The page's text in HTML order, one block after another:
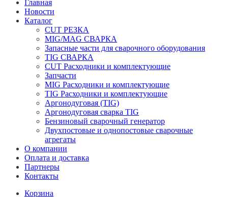
Главная
Новости
Каталог
CUT РЕЗКА
MIG/MAG СВАРКА
Запасные части для сварочного оборудования
TIG СВАРКА
CUT Расходники и комплектующие
Запчасти
MIG Расходники и комплектующие
TIG Расходники и комплектующие
Аргонодуговая (TIG)
Аргонодуговая сварка TIG
Бензиновый сварочный генератор
Двухпостовые и однопостовые сварочные
агрегаты
О компании
Оплата и доставка
Партнеры
Контакты
Корзина